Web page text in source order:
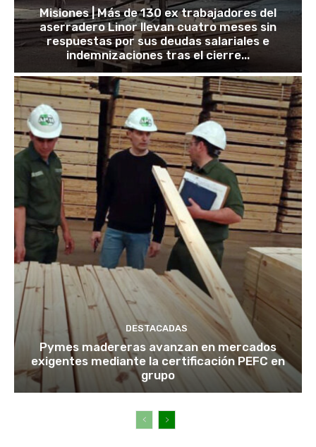
Misiones | Más de 130 ex trabajadores del
aserradero Linor llevan cuatro meses sin
respuestas por sus deudas salariales e
indemnizaciones tras el cierre...
DESTACADAS
Pymes madereras avanzan en mercados
exigentes mediante la certificación PEFC en
grupo